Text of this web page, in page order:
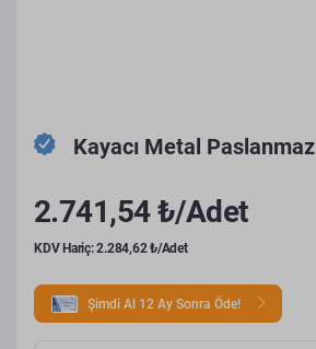
Kayacı Metal Paslanmaz
2.741,54 ₺/Adet
KDV Hariç: 2.284,62 ₺/Adet
Şimdi Al 12 Ay Sonra Öde!